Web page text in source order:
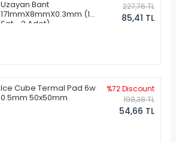
Uzayan Bant
171mmX8mmX0.3mm (1
Set - 2 Adet)
227,76 TL
85,41 TL
Ice Cube Termal Pad 6w
0.5mm 50x50mm
%72 Discount
198,38 TL
54,66 TL